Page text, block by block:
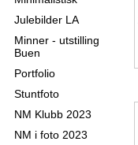
Julebilder LA
Minner - utstilling
Buen
Portfolio
Stuntfoto
NM Klubb 2023
NM i foto 2023